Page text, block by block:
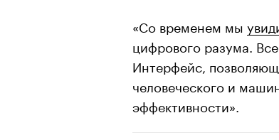
«Со временем мы
цифрового разума.
Интерфейс,
человеческого и
эффективности».